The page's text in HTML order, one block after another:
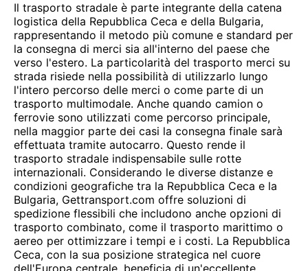
Il trasporto stradale è parte integrante della catena
logistica della Repubblica Ceca e della Bulgaria,
rappresentando il metodo più comune e standard per
la consegna di merci sia all'interno del paese che
verso l'estero. La particolarità del trasporto merci su
strada risiede nella possibilità di utilizzarlo lungo
l'intero percorso delle merci o come parte di un
trasporto multimodale. Anche quando camion o
ferrovie sono utilizzati come percorso principale,
nella maggior parte dei casi la consegna finale sarà
effettuata tramite autocarro. Questo rende il
trasporto stradale indispensabile sulle rotte
internazionali. Considerando le diverse distanze e
condizioni geografiche tra la Repubblica Ceca e la
Bulgaria, Gettransport.com offre soluzioni di
spedizione flessibili che includono anche opzioni di
trasporto combinato, come il trasporto marittimo o
aereo per ottimizzare i tempi e i costi. La Repubblica
Ceca, con la sua posizione strategica nel cuore
dell'Europa centrale, beneficia di un'eccellente